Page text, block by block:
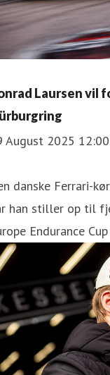
Laursen vil
August 2025 12:00
danske Ferrari-
han stiller op til
Endurance